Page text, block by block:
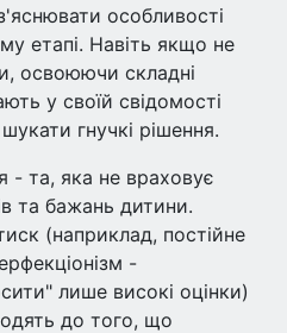
особливості
етапі. Навіть якщо не
освоюючи складні
у своїй свідомості
гнучкі рішення.
- та, яка не враховує
та бажань дитини.
(наприклад, постійне
-
лише високі оцінки)
до того, що